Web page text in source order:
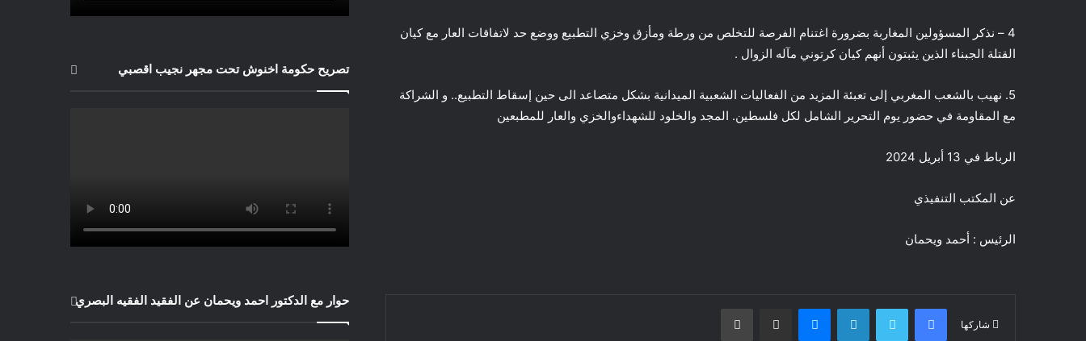
4 – نذكر المسؤولين المغاربة بضرورة اغتنام الفرصة للتخلص من ورطة ومأزق وخزي التطبيع ووضع حد لاتفاقات العار مع كيان
القتلة الجبناء الذين يثبتون أنهم كيان كرتوني مآله الزوال .
5. نهيب بالشعب المغربي إلى تعبئة المزيد من الفعاليات الشعبية الميدانية بشكل متصاعد الى حين إسقاط التطبيع.. و الشراكة
مع المقاومة في حضور يوم التحرير الشامل لكل فلسطين. المجد والخلود للشهداءوالخزي والعار للمطبعين
الرباط في 13 أبريل 2024
عن المكتب التنفيذي
الرئيس : أحمد ويحمان
شاركها
فيسبوك تويتر لينكدإن ماسنجر مشاركة عبر البريد طباعة
تصريح حكومة اخنوش تحت مجهر نجيب اقصبي
حوار مع الدكتور احمد ويحمان عن الفقيد الفقيه البصري